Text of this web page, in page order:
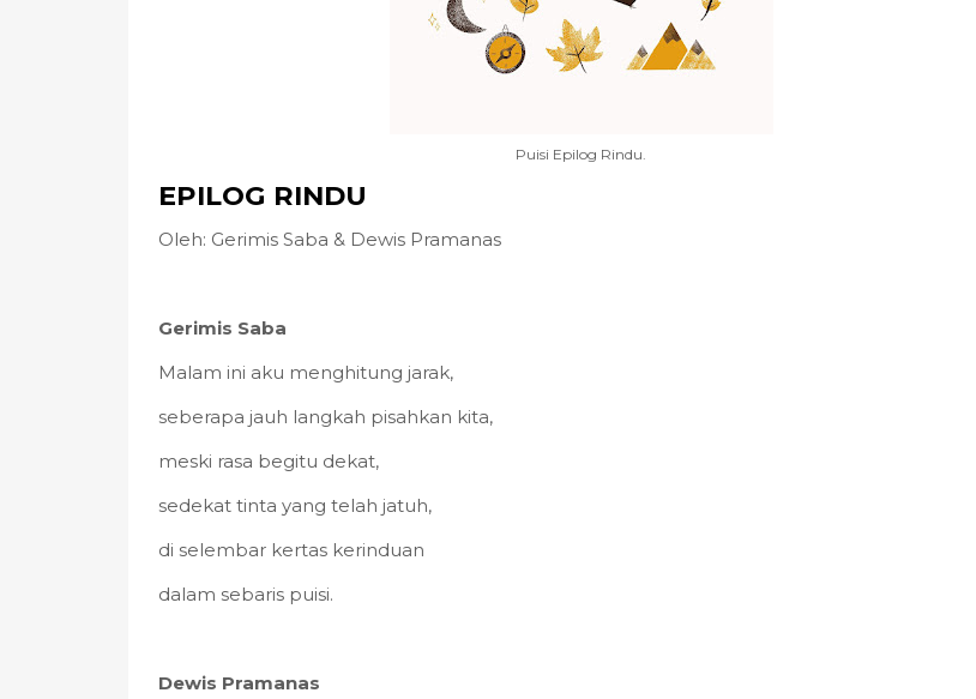
Puisi Epilog Rindu.
EPILOG RINDU
Oleh: Gerimis Saba & Dewis Pramanas
Gerimis Saba
Malam ini aku menghitung jarak,
seberapa jauh langkah pisahkan kita,
meski rasa begitu dekat,
sedekat tinta yang telah jatuh,
di selembar kertas kerinduan
dalam sebaris puisi.
Dewis Pramanas